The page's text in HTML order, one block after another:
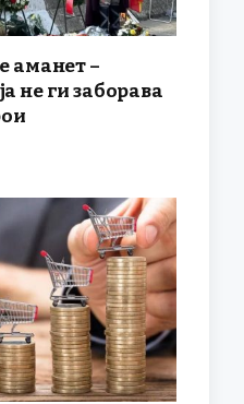
аманет –
не ги заборава